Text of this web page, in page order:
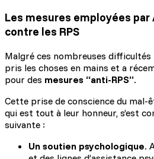
Les mesures employées
contre les RPS
Malgré ces nombreuses
pris les choses en mains et a
pour des mesures “anti-RPS”.
Cette prise de conscience du mal-
qui est tout à leur honneur, s’est
suivante :
Un soutien psychologique.